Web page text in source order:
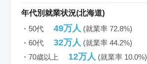
年代別就業状況(北海道)
・50代
49万人 (就業率 72.8%)
・60代
32万人 (就業率 44.2%)
・70歳以上
12万人 (就業率 10.0%)